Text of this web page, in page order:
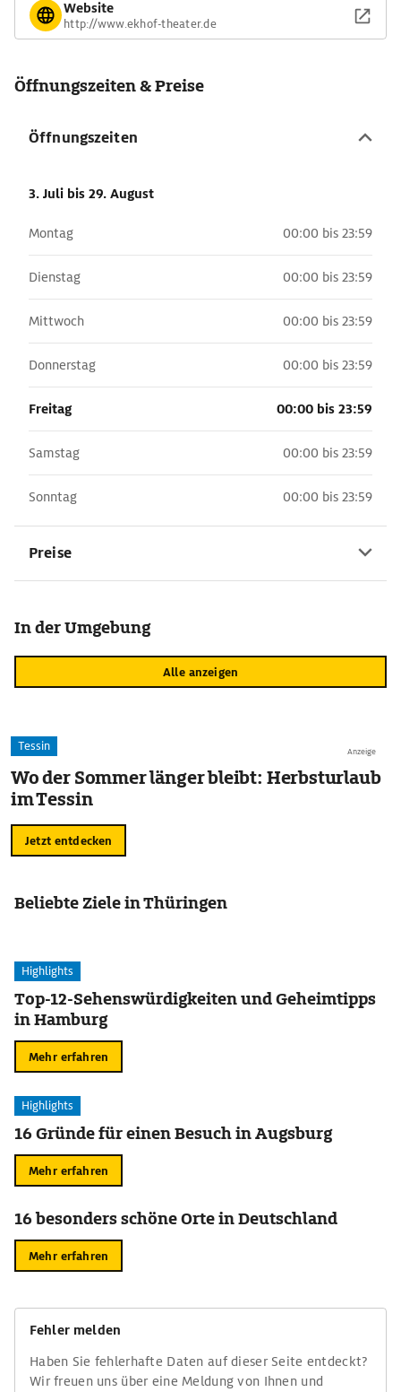
Website
http://www.ekhof-theater.de
Öffnungszeiten & Preise
Öffnungszeiten
3. Juli bis 29. August
Montag 00:00 bis 23:59
Dienstag 00:00 bis 23:59
Mittwoch 00:00 bis 23:59
Donnerstag 00:00 bis 23:59
Freitag 00:00 bis 23:59
Samstag 00:00 bis 23:59
Sonntag 00:00 bis 23:59
Preise
In der Umgebung
Alle anzeigen
Anzeige
Tessin
Wo der Sommer länger bleibt: Herbsturlaub
im Tessin
Jetzt entdecken
Beliebte Ziele in Thüringen
Highlights
Top-12-Sehenswürdigkeiten und Geheimtipps
in Hamburg
Mehr erfahren
Highlights
16 Gründe für einen Besuch in Augsburg
Mehr erfahren
16 besonders schöne Orte in Deutschland
Mehr erfahren
Fehler melden
Haben Sie fehlerhafte Daten auf dieser Seite entdeckt?
Wir freuen uns über eine Meldung von Ihnen und